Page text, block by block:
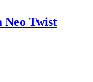
Twist